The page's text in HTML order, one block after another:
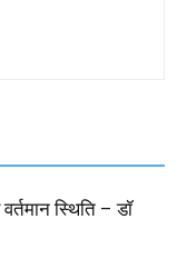
स्थिति – डॉ